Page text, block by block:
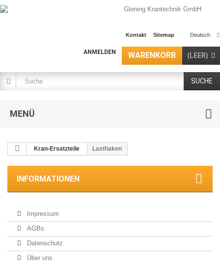
Deutsch
Kontakt Sitemap
WARENKORB (LEER)
ANMELDEN
SUCHE
MENÜ
Kran-Ersatzteile Lasthaken
INFORMATIONEN
Impressum
AGBs
Datenschutz
Über uns